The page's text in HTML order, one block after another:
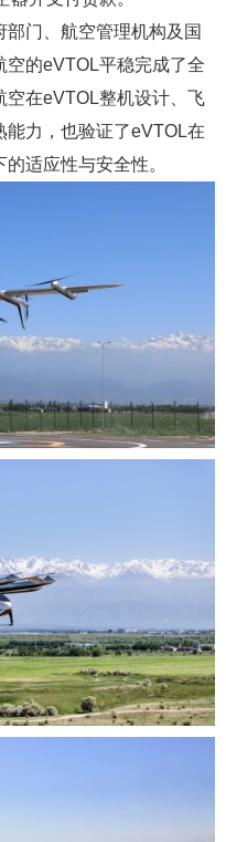
门、航空管理机构及国
空的eVTOL平稳完成了全
空在eVTOL整机设计、飞
力，也验证了eVTOL在
适应性与安全性。